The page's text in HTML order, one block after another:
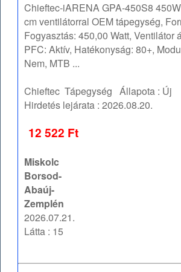
Chieftec-iARENA GPA-450S8
cm ventilátorral OEM tápegység,
Fogyasztás: 450,00 Watt, Ventilátor
PFC: Aktív, Hatékonyság: 80+,
Nem, MTB ...
Chieftec Tápegység Állapota : Új
Hirdetés lejárata :2026.08.20.
12 522 Ft
Miskolc
Borsod-
Abaúj-
Zemplén
2026.07.21.
Látta : 15